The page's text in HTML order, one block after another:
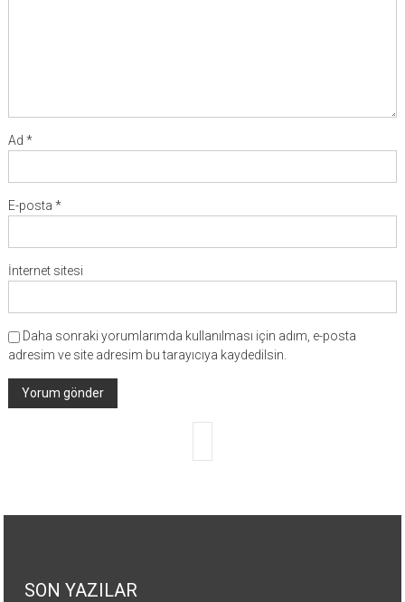
Ad *
E-posta *
İnternet sitesi
Daha sonraki yorumlarımda kullanılması için adım, e-posta
adresim ve site adresim bu tarayıcıya kaydedilsin.
SON YAZILAR